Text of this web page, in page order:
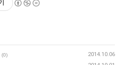
(0) 2014.10.06